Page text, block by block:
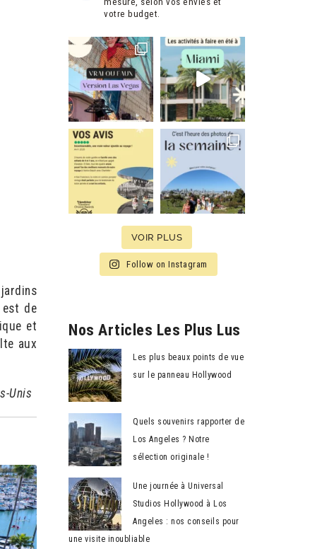
est de
et
aux
Unis
votre budget.
VOIR PLUS
Follow on Instagram
Nos Articles Les Plus Lus
Les plus beaux points de vue
sur le panneau Hollywood
Quels souvenirs rapporter de
Los Angeles ? Notre
sélection originale !
Une journée à Universal
Studios Hollywood à Los
Angeles : nos conseils pour
une visite inoubliable